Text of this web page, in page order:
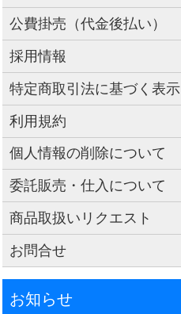
公費掛売（代金後払い）
採用情報
特定商取引法に基づく表示
利用規約
個人情報の削除について
委託販売・仕入について
商品取扱いリクエスト
お問合せ
お知らせ